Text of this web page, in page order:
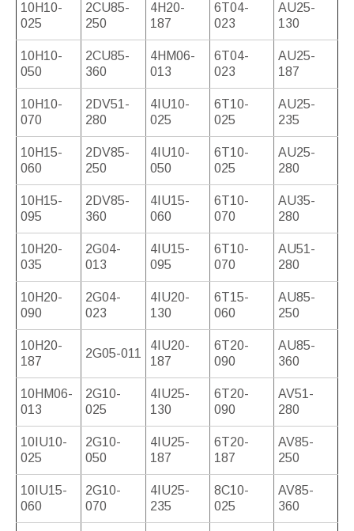
10H10-
025
2CU85-
250
4H20-
187
6T04-
023
AU25-
130
10H10-
050
2CU85-
360
4HM06-
013
6T04-
023
AU25-
187
10H10-
070
2DV51-
280
4IU10-
025
6T10-
025
AU25-
235
10H15-
060
2DV85-
250
4IU10-
050
6T10-
025
AU25-
280
10H15-
095
2DV85-
360
4IU15-
060
6T10-
070
AU35-
280
10H20-
035
2G04-
013
4IU15-
095
6T10-
070
AU51-
280
10H20-
090
2G04-
023
4IU20-
130
6T15-
060
AU85-
250
10H20-
187
2G05-011
4IU20-
187
6T20-
090
AU85-
360
10HM06-
013
2G10-
025
4IU25-
130
6T20-
090
AV51-
280
10IU10-
025
2G10-
050
4IU25-
187
6T20-
187
AV85-
250
10IU15-
060
2G10-
070
4IU25-
235
8C10-
025
AV85-
360